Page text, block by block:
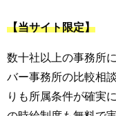
【当サイト限定】
数十社以上の事務所
バー事務所の比較相
りも所属条件が確実